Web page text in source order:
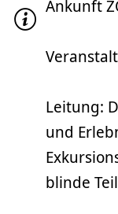
Ankunft
Leitung:
und
blinde